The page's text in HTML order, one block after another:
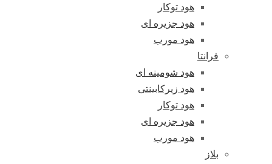
هود توکار
هود جزیره ای
هود مورب
فرانتا
هود شومینه ای
هود زیرکابینتی
هود توکار
هود جزیره ای
هود مورب
بلاز